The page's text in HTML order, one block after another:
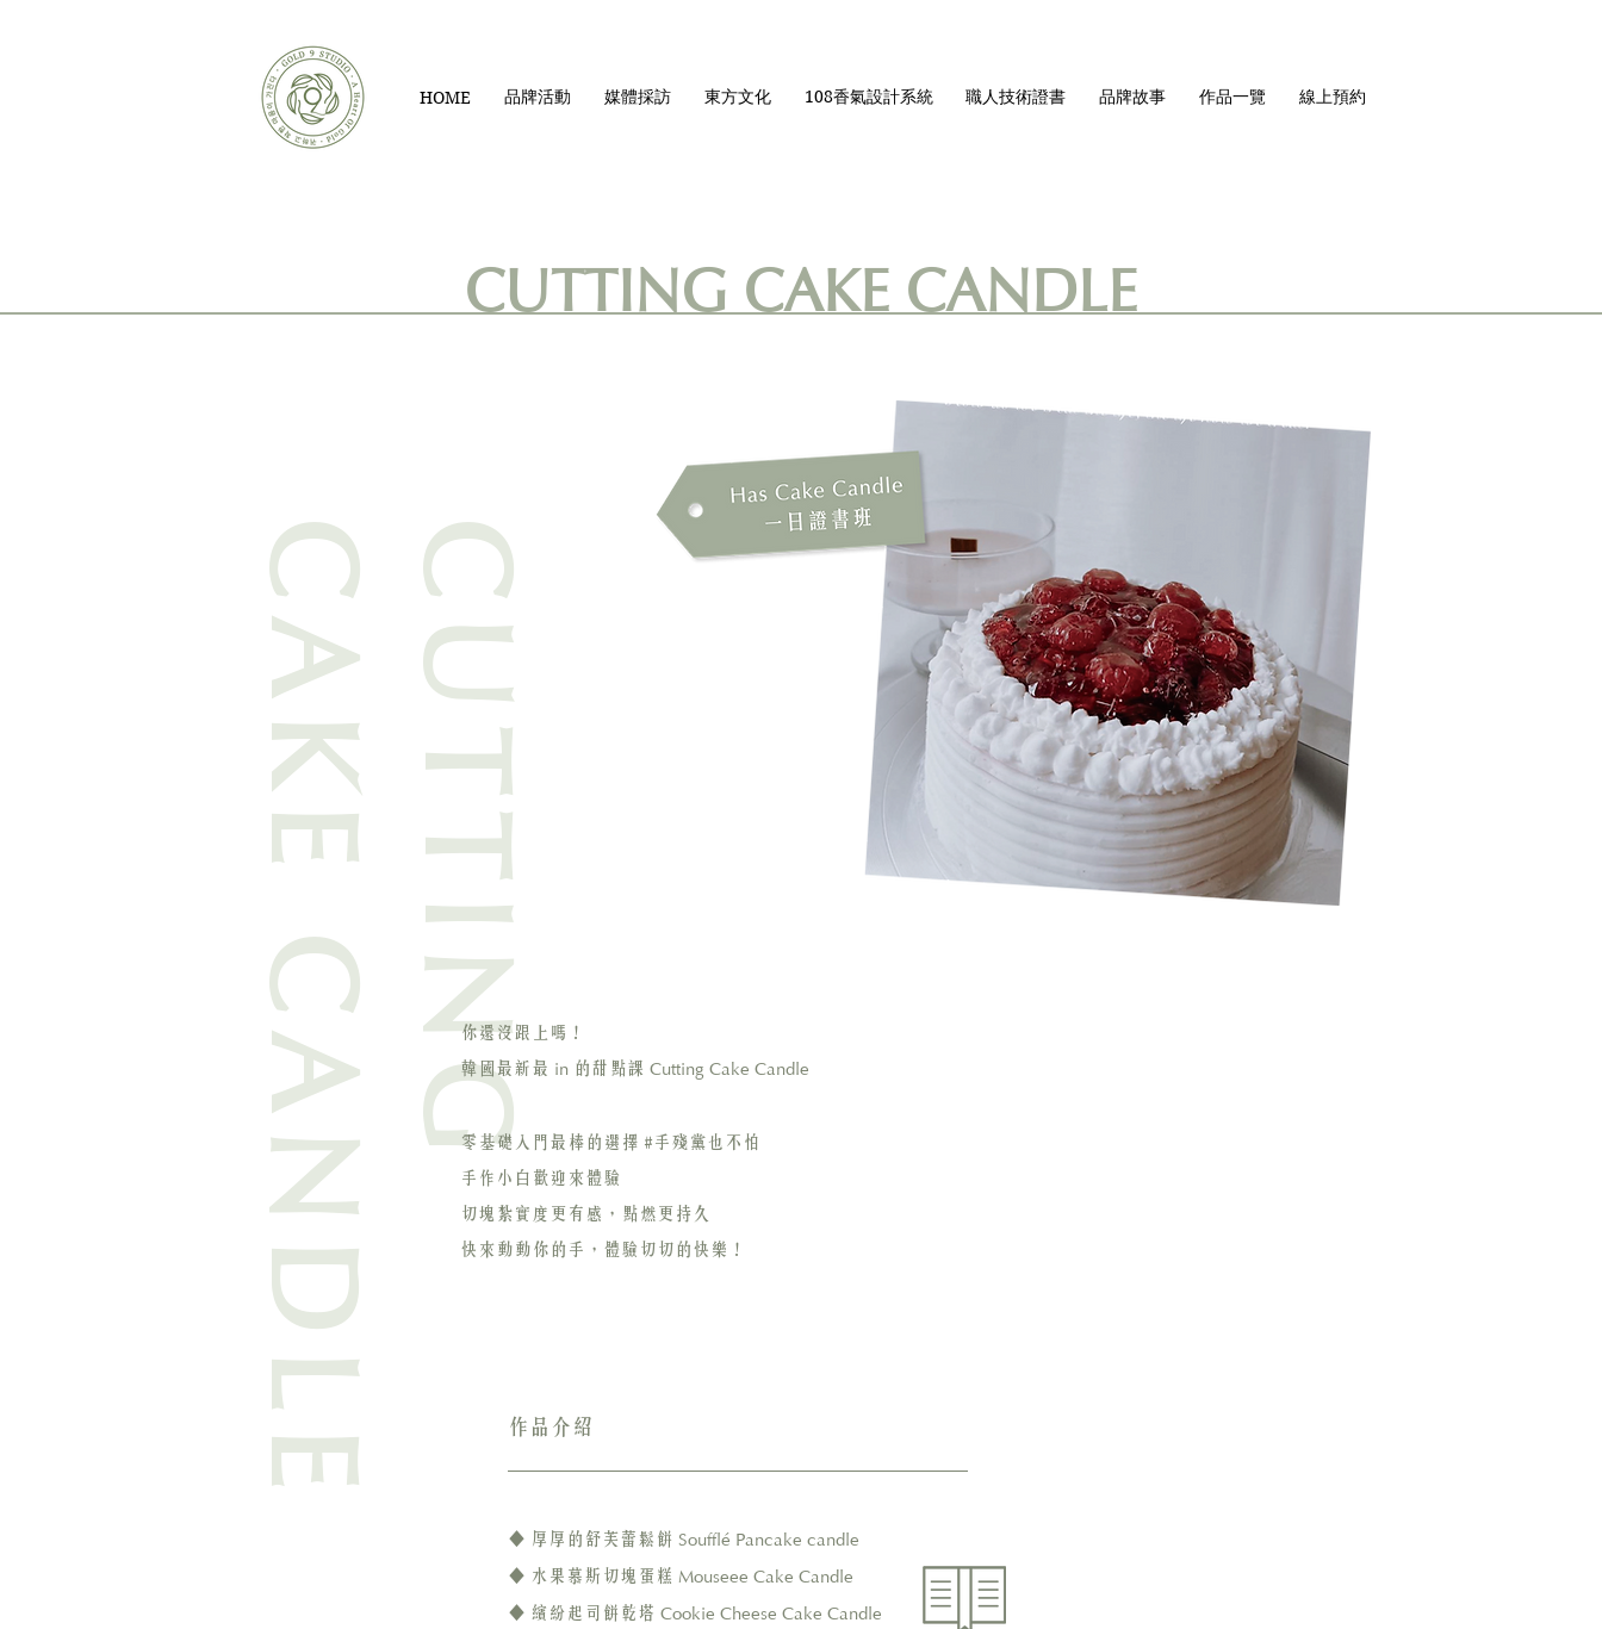
HOME 品牌活動 媒體採訪 東方文化 108香氣設計系統 職人技術證書 品牌故事 作品一覽 線上預約
CUTTING CAKE CANDLE
CUTTING
CAKE CANDLE
你還沒跟上嗎！
韓國最新最 in 的甜點課 Cutting Cake Candle
零基礎入門最棒的選擇 #手殘黨也不怕
手作小白歡迎來體驗
切塊紮實度更有感，點燃更持久
快來動動你的手，體驗切切的快樂！
作品介紹
◆ 厚厚的舒芙蕾鬆餅 Soufflé Pancake candle
◆ 水果慕斯切塊蛋糕 Mouseee Cake Candle
◆ 繽紛起司餅乾塔 Cookie Cheese Cake Candle